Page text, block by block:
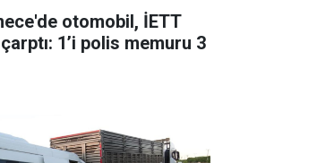
otomobil, İETT
1’i polis memuru 3